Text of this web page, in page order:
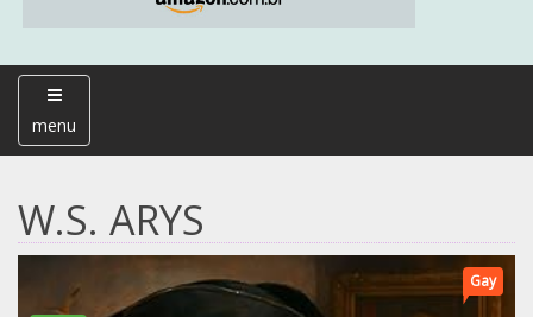
menu
W.S. ARYS
Gay